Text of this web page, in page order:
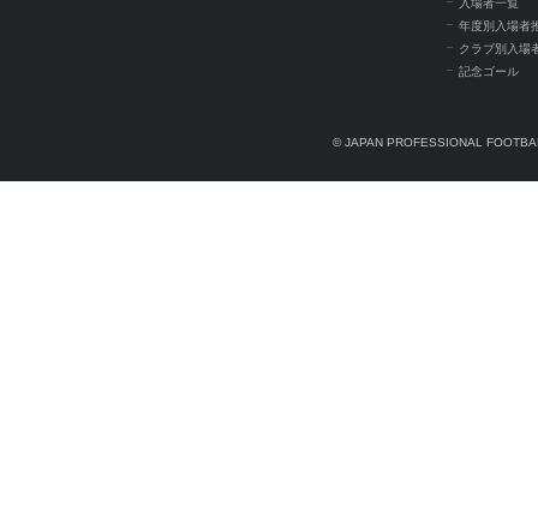
入場者一覧
年度別入場者
クラブ別入場
記念ゴール
© JAPAN PROFESSIONAL